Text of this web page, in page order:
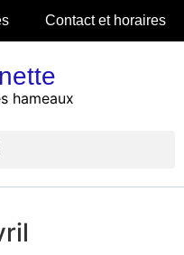
Contact et horaires
hameaux